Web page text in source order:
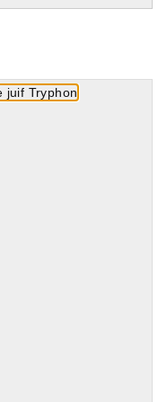
juif Tryphon